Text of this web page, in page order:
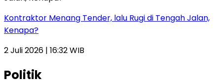
Kontraktor Menang Tender, lalu Rugi di Tengah Jalan,
Kenapa?
2 Juli 2026 | 16:32 WIB
Politik